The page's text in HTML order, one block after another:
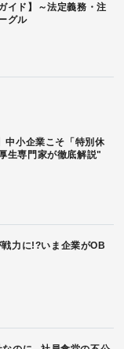
イド】～法定義務・注
グル
中小企業こそ「特別休
生専門家が徹底解説"
戦力に!?いま企業がOB